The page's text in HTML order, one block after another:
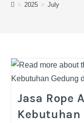
> 2025 > July
Jasa Rope
Kebutuhan